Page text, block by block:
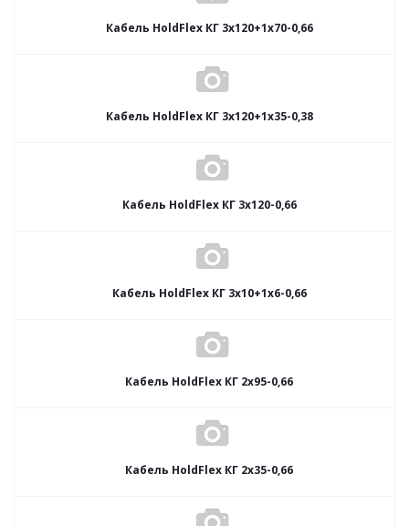
Кабель HoldFlex КГ 3x120+1x70-0,66
Кабель HoldFlex КГ 3x120+1x35-0,38
Кабель HoldFlex КГ 3x120-0,66
Кабель HoldFlex КГ 3x10+1x6-0,66
Кабель HoldFlex КГ 2x95-0,66
Кабель HoldFlex КГ 2x35-0,66